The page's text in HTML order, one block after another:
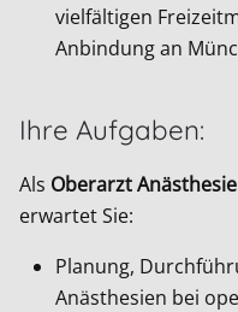
vielfältigen
Anbindung an
Ihre Aufgaben:
Als Oberarzt
erwartet Sie:
Planung,
Anästhesien bei